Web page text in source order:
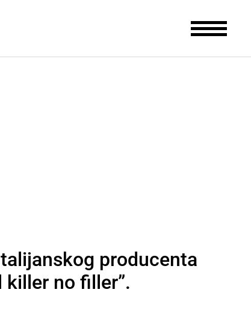
producenta
killer no filler”.